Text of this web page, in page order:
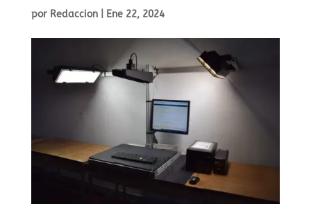
por Redaccion| Ene 22, 2024